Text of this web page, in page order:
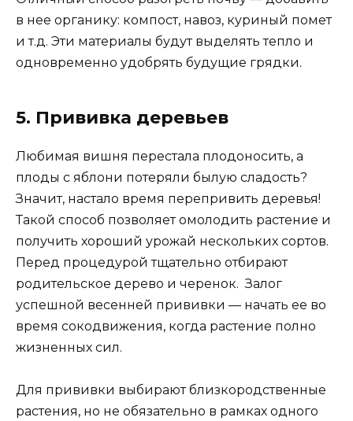
в нее органику: компост, навоз, куриный помет
и т.д. Эти материалы будут выделять тепло и
одновременно удобрять будущие грядки.
5. Прививка деревьев
Любимая вишня перестала плодоносить, а
плоды с яблони потеряли былую сладость?
Значит, настало время перепривить деревья!
Такой способ позволяет омолодить растение и
получить хороший урожай нескольких сортов.
Перед процедурой тщательно отбирают
родительское дерево и черенок. Залог
успешной весенней прививки — начать ее во
время сокодвижения, когда растение полно
жизненных сил.
Для прививки выбирают близкородственные
растения, но не обязательно в рамках одного